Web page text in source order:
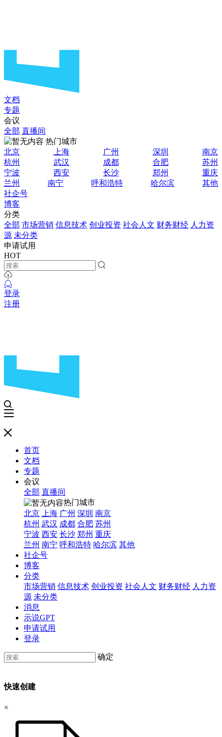
文档
专题
会议
全部 直播间
热门城市
北京
上海 广州 深圳
南京
杭州
武汉 成都 合肥
苏州
宁波
西安 长沙 郑州
重庆
兰州
南宁 呼和浩特 哈尔滨
其他
社企号
博客
分类
全部 市场营销 信息技术 创业投资 社会人文 财务财经 人力资
源 未分类
申请试用
HOT
登录
注册
首页
文档
专题
会议
全部 直播间
热门城市
北京
上海 广州 深圳 南京
杭州 武汉 成都 合肥 苏州
宁波 西安 长沙 郑州 重庆
兰州 南宁 呼和浩特 哈尔滨 其他
社企号
博客
分类
市场营销 信息技术 创业投资 社会人文 财务财经 人力资
源 未分类
消息
示说GPT
申请试用
登录
确定
快速创建
×